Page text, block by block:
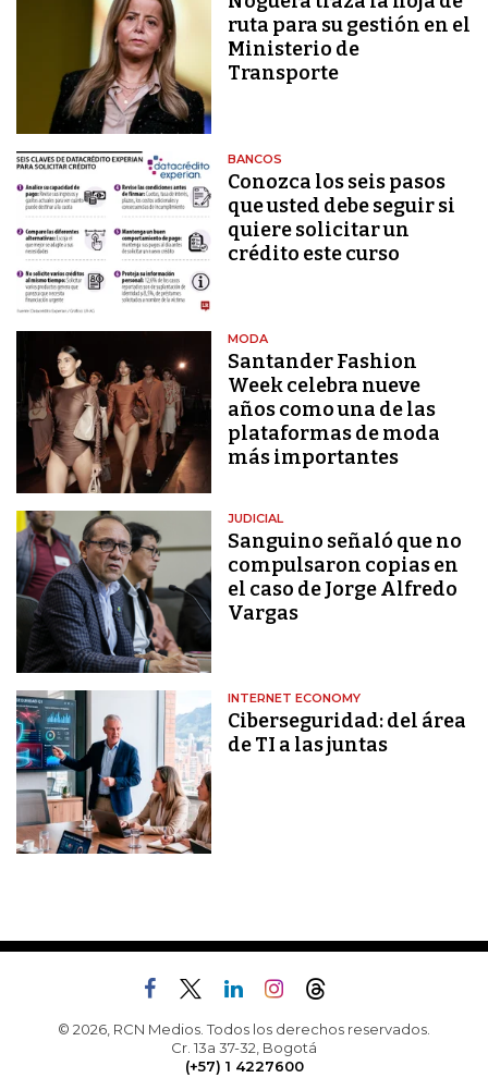
ruta para su gestión en el
Ministerio de
Transporte
BANCOS
Conozca los seis pasos
que usted debe seguir si
quiere solicitar un
crédito este curso
MODA
Santander Fashion
Week celebra nueve
años como una de las
plataformas de moda
más importantes
JUDICIAL
Sanguino señaló que no
compulsaron copias en
el caso de Jorge Alfredo
Vargas
INTERNET ECONOMY
Ciberseguridad: del área
de TI a las juntas
© 2026, RCN Medios. Todos los derechos reservados.
Cr. 13a 37-32, Bogotá
(+57) 1 4227600